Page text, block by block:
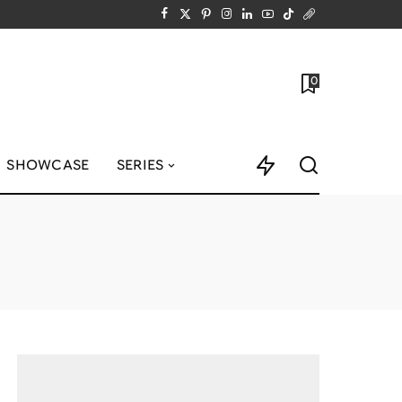
0
SHOWCASE SERIES